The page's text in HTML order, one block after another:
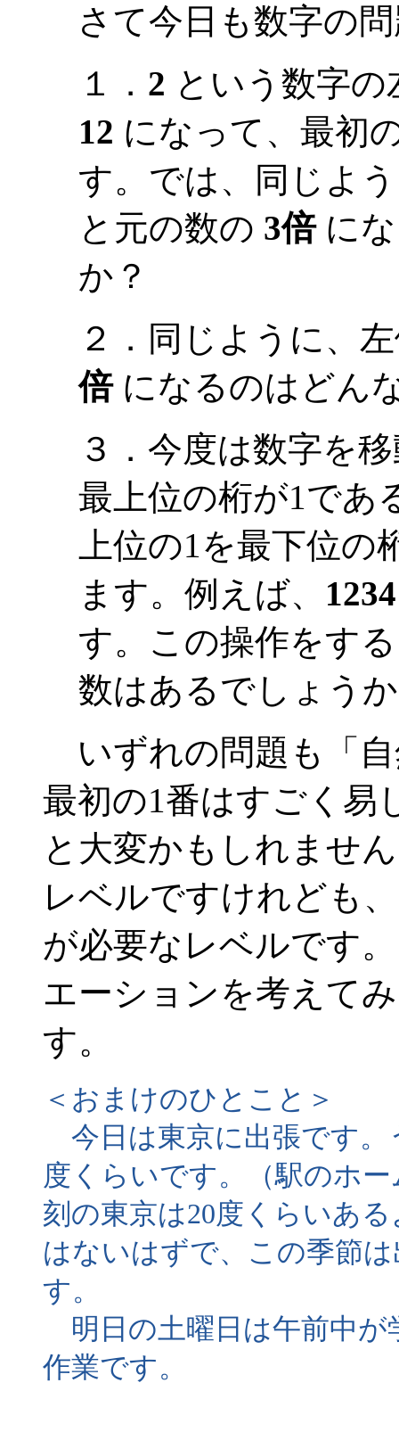
さて今日も数字の
１． 2 という数字
12 になって、最初
す。では、同じよ
と元の数の 3倍にな
か？
２．同じように、
倍になるのはどん
３．今度は数字を
最上位の桁が1であ
上位の1を最下位
ます。例えば、 1234
す。この操作をす
数はあるでしょう
いずれの問題も「
最初の1番はすごく易
と大変かもしれませ
レベルですけれども
が必要なレベルです
エーションを考えて
す。
＜おまけのひとこと＞
今日は東京に出張です。
度くらいです。（駅のホ
刻の東京は20度くらいあ
はないはずで、この季節
す。
明日の土曜日は午前中が
作業です。